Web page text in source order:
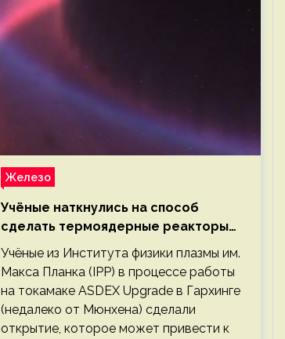
Железо
Учёные наткнулись на способ
сделать термоядерные реакторы
более компактными или мощными
Учёные из Института физики плазмы им.
Макса Планка (IPP) в процессе работы
на токамаке ASDEX Upgrade в Гархинге
(недалеко от Мюнхена) сделали
открытие, которое может привести к